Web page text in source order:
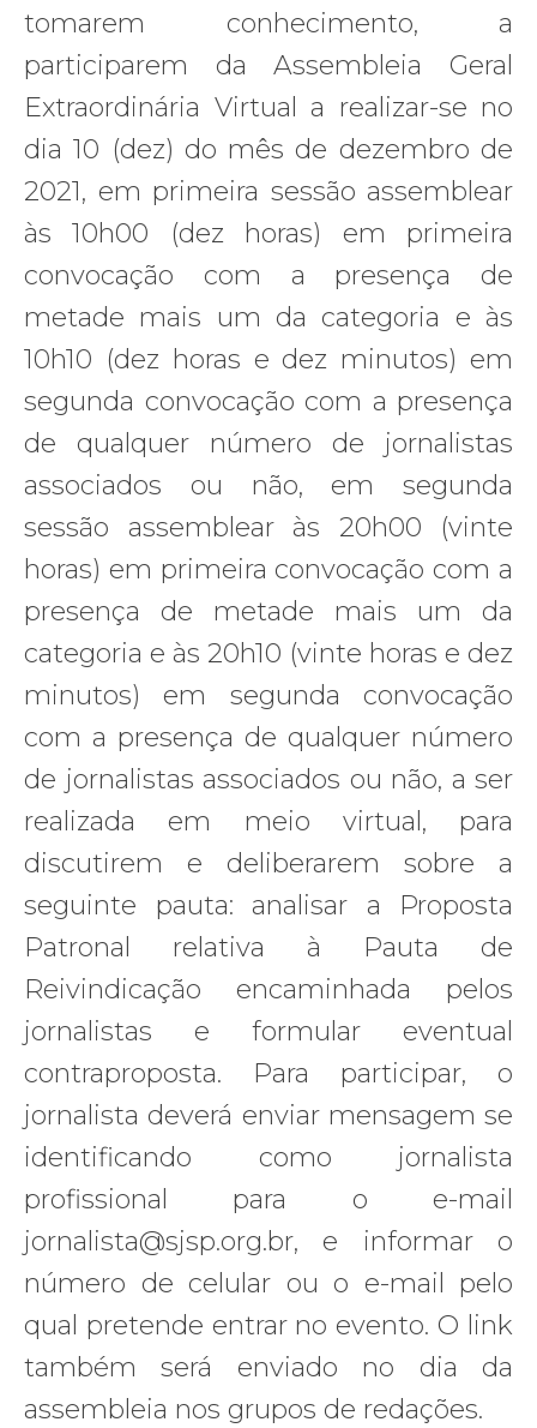
tomarem conhecimento, a
participarem da Assembleia Geral
Extraordinária Virtual a realizar-se no
dia 10 (dez) do mês de dezembro de
2021, em primeira sessão assemblear
às 10h00 (dez horas) em primeira
convocação com a presença de
metade mais um da categoria e às
10h10 (dez horas e dez minutos) em
segunda convocação com a presença
de qualquer número de jornalistas
associados ou não, em segunda
sessão assemblear às 20h00 (vinte
horas) em primeira convocação com a
presença de metade mais um da
categoria e às 20h10 (vinte horas e dez
minutos) em segunda convocação
com a presença de qualquer número
de jornalistas associados ou não, a ser
realizada em meio virtual, para
discutirem e deliberarem sobre a
seguinte pauta: analisar a Proposta
Patronal relativa à Pauta de
Reivindicação encaminhada pelos
jornalistas e formular eventual
contraproposta. Para participar, o
jornalista deverá enviar mensagem se
identificando como jornalista
profissional para o e-mail
jornalista@sjsp.org.br, e informar o
número de celular ou o e-mail pelo
qual pretende entrar no evento. O link
também será enviado no dia da
assembleia nos grupos de redações.